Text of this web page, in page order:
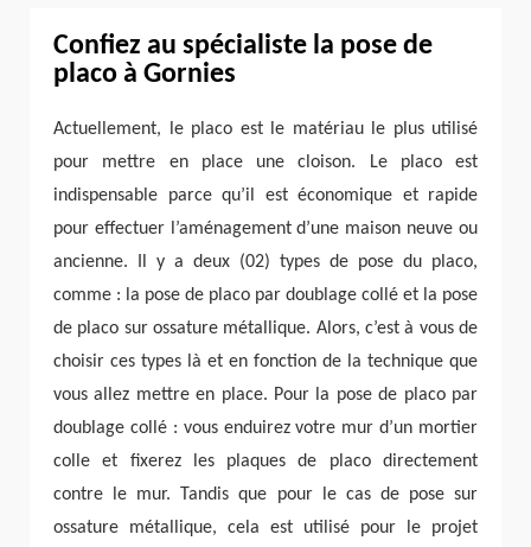
Confiez au spécialiste la pose de
placo à Gornies
Actuellement, le placo est le matériau le plus utilisé
pour mettre en place une cloison. Le placo est
indispensable parce qu’il est économique et rapide
pour effectuer l’aménagement d’une maison neuve ou
ancienne. Il y a deux (02) types de pose du placo,
comme : la pose de placo par doublage collé et la pose
de placo sur ossature métallique. Alors, c’est à vous de
choisir ces types là et en fonction de la technique que
vous allez mettre en place. Pour la pose de placo par
doublage collé : vous enduirez votre mur d’un mortier
colle et fixerez les plaques de placo directement
contre le mur. Tandis que pour le cas de pose sur
ossature métallique, cela est utilisé pour le projet